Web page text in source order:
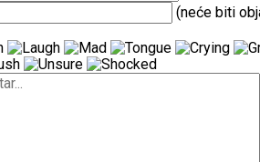
(neće biti